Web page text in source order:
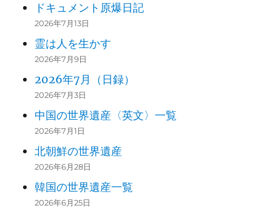
ドキュメント原爆日記
2026年7月13日
霊は人を生かす
2026年7月9日
2026年7月（日録）
2026年7月3日
中国の世界遺産〈英文〉一覧
2026年7月1日
北朝鮮の世界遺産
2026年6月28日
韓国の世界遺産一覧
2026年6月25日